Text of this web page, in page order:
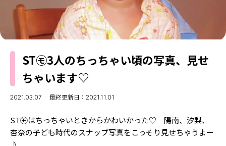
ヘアアレンジ・ヘアケア
スキンケア
学校ヘアメイク
勉強・受験・進路
エンタメニュース
なにわ男子
K-POP
LIFESTYLE
ライフスタイルニュース
JKランキング・アワード
モデルの購入品
おでかけ
JK TREND
MODELS
MODEL'S BLOG
TikTok
Instagram
YouTube
ST㋲3人のちっちゃい頃の写真、見せ
ちゃいます♡
2021.03.07 最終更新日：2021.11.01
ST㋲はちっちゃいときからかわいかった♡ 陽南、汐梨、
杏奈の子ども時代のスナップ写真をこっそり見せちゃうよー